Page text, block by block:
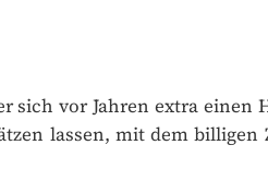
vor Jahren extra einen
lassen, mit dem billigen